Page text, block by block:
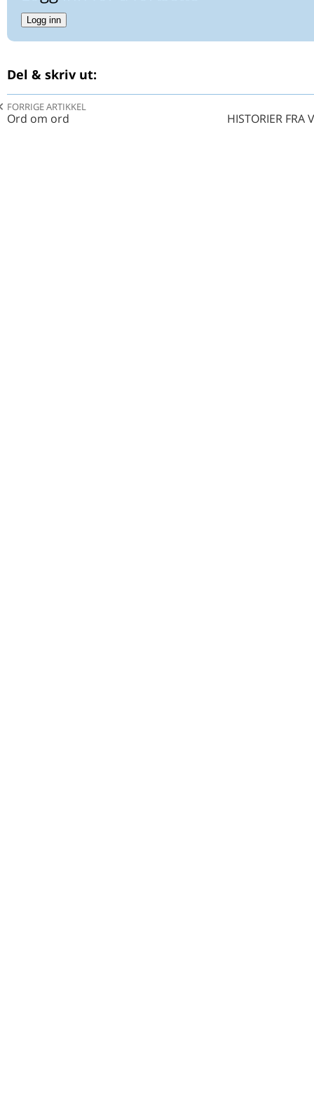
MESTRING AV DEPRESJON
LYRIKKSPALTEN
KLINISK-EPIDEMIOLOGISKE LÆRESTYKKE
Logg inn
Del & skriv ut:
FORRIGE ARTIKKEL
Ord om ord HISTORIER FRA